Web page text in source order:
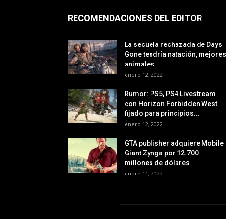
RECOMENDACIONES DEL EDITOR
La secuela rechazada de Days
Gone tendría natación, mejores
animales
enero 12, 2022
Rumor: PS5, PS4 Livestream
con Horizon Forbidden West
fijado para principios...
enero 12, 2022
GTA publisher adquiere Mobile
Giant Zynga por 12.700
millones de dólares
enero 11, 2022